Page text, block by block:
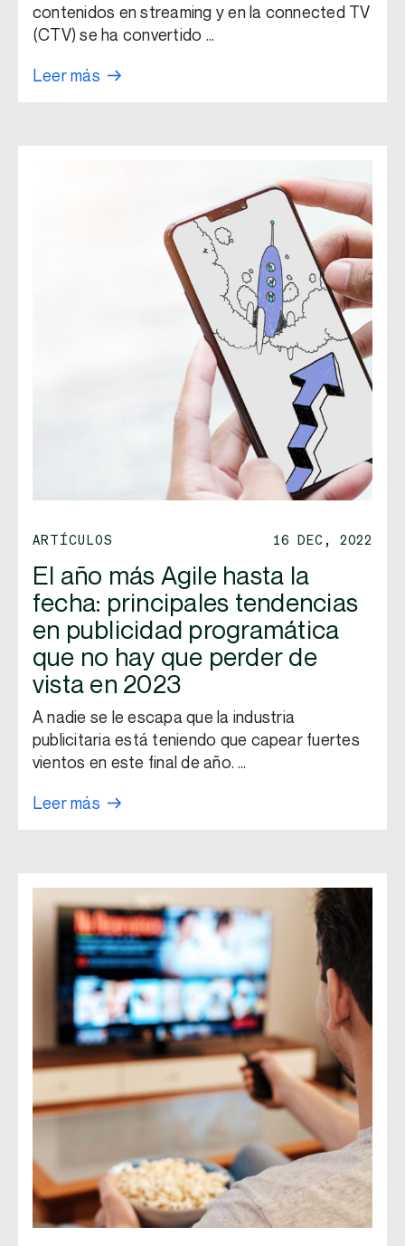
contenidos en streaming y en la connected TV
(CTV) se ha convertido …
Leer más
ARTÍCULOS 16 DEC, 2022
El año más Agile hasta la
fecha: principales tendencias
en publicidad programática
que no hay que perder de
vista en 2023
A nadie se le escapa que la industria
publicitaria está teniendo que capear fuertes
vientos en este final de año. …
Leer más